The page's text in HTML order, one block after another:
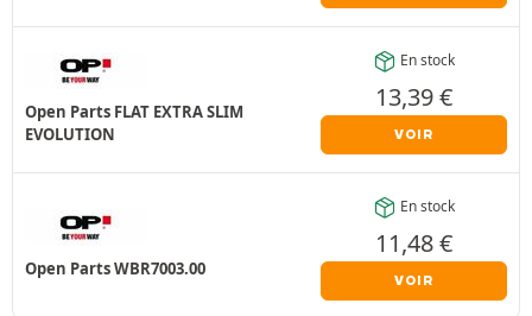
Open Parts FLAT EXTRA SLIM
EVOLUTION
En stock
13,39€
VOIR
Open Parts WBR7003.00
En stock
11,48€
VOIR